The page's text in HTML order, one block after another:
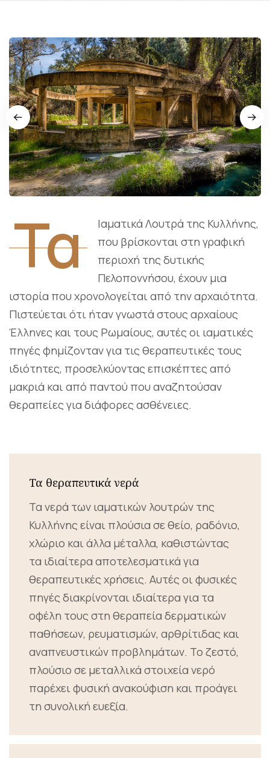
Τα
Ιαματικά Λουτρά της Κυλλήνης,
που βρίσκονται στη γραφική
περιοχή της δυτικής
Πελοποννήσου, έχουν μια
ιστορία που χρονολογείται από την αρχαιότητα.
Πιστεύεται ότι ήταν γνωστά στους αρχαίους
Έλληνες και τους Ρωμαίους, αυτές οι ιαματικές
πηγές φημίζονταν για τις θεραπευτικές τους
ιδιότητες, προσελκύοντας επισκέπτες από
μακριά και από παντού που αναζητούσαν
θεραπείες για διάφορες ασθένειες.
Τα θεραπευτικά νερά
Τα νερά των ιαματικών λουτρών της
Κυλλήνης είναι πλούσια σε θείο, ραδόνιο,
χλώριο και άλλα μέταλλα, καθιστώντας
τα ιδιαίτερα αποτελεσματικά για
θεραπευτικές χρήσεις. Αυτές οι φυσικές
πηγές διακρίνονται ιδιαίτερα για τα
οφέλη τους στη θεραπεία δερματικών
παθήσεων, ρευματισμών, αρθρίτιδας και
αναπνευστικών προβλημάτων. Το ζεστό,
πλούσιο σε μεταλλικά στοιχεία νερό
παρέχει φυσική ανακούφιση και προάγει
τη συνολική ευεξία.